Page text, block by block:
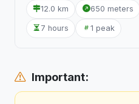
12.0 km 650 meters
7 hours 1 peak
Important: